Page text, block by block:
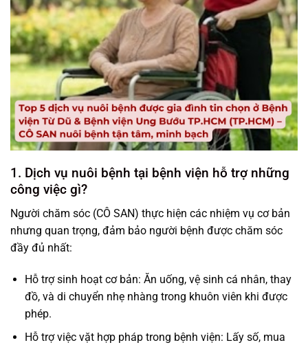
1. Dịch vụ nuôi bệnh tại bệnh viện hỗ trợ những
công việc gì?
Người chăm sóc (CÔ SAN) thực hiện các nhiệm vụ cơ bản
nhưng quan trọng, đảm bảo người bệnh được chăm sóc
đầy đủ nhất:
Hỗ trợ sinh hoạt cơ bản: Ăn uống, vệ sinh cá nhân, thay
đồ, và di chuyển nhẹ nhàng trong khuôn viên khi được
phép.
Hỗ trợ việc vặt hợp pháp trong bệnh viện: Lấy số, mua